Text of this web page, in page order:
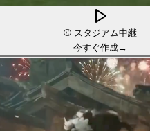
⚾ スタジアム中継
今すぐ作成→